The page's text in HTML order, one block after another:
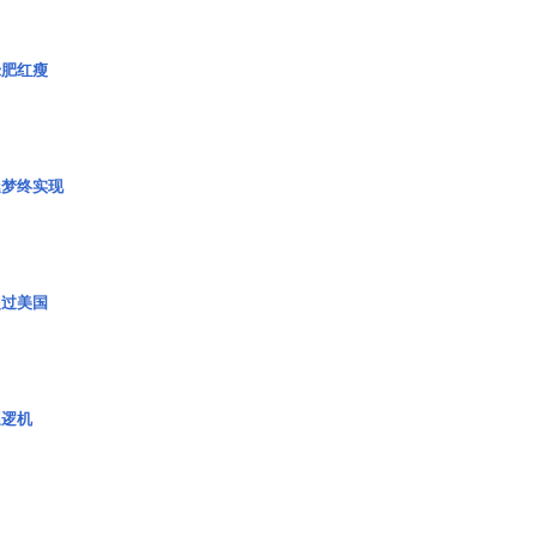
红瘦
终实现
美国
机